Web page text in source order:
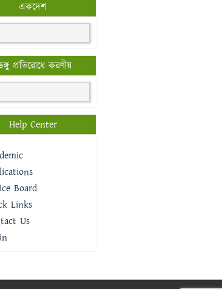
একদেশ
প্রতিরোধে করণীয়
Help Center
Board
Links
Us